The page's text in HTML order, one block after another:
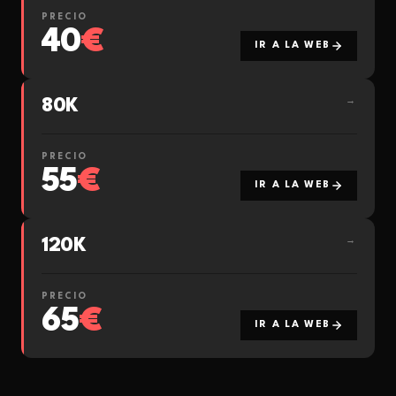
PRECIO
40€ IR A LA WEB
80K →
PRECIO
55€ IR A LA WEB
120K →
PRECIO
65€ IR A LA WEB